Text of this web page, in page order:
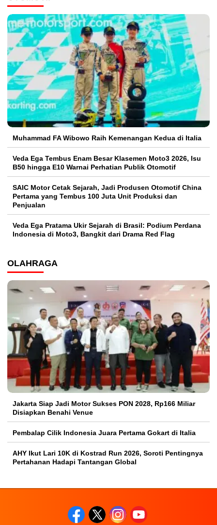
Muhammad FA Wibowo Raih Kemenangan Kedua di Italia
Veda Ega Tembus Enam Besar Klasemen Moto3 2026, Isu
B50 hingga E10 Warnai Perhatian Publik Otomotif
SAIC Motor Cetak Sejarah, Jadi Produsen Otomotif China
Pertama yang Tembus 100 Juta Unit Produksi dan
Penjualan
Veda Ega Pratama Ukir Sejarah di Brasil: Podium Perdana
Indonesia di Moto3, Bangkit dari Drama Red Flag
OLAHRAGA
Jakarta Siap Jadi Motor Sukses PON 2028, Rp166 Miliar
Disiapkan Benahi Venue
Pembalap Cilik Indonesia Juara Pertama Gokart di Italia
AHY Ikut Lari 10K di Kostrad Run 2026, Soroti Pentingnya
Pertahanan Hadapi Tantangan Global